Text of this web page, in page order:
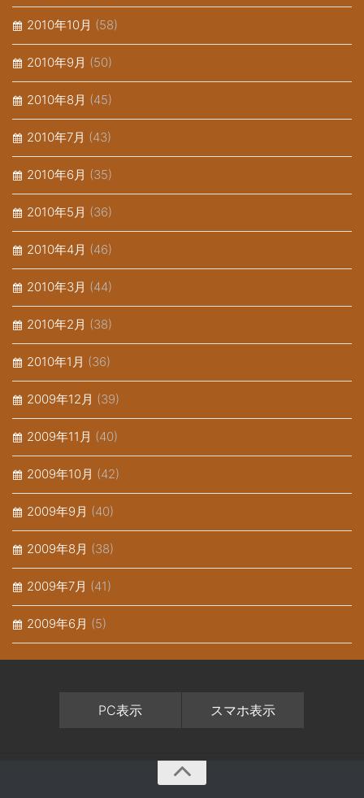
2010年10月 (58)
2010年9月 (50)
2010年8月 (45)
2010年7月 (43)
2010年6月 (35)
2010年5月 (36)
2010年4月 (46)
2010年3月 (44)
2010年2月 (38)
2010年1月 (36)
2009年12月 (39)
2009年11月 (40)
2009年10月 (42)
2009年9月 (40)
2009年8月 (38)
2009年7月 (41)
2009年6月 (5)
PC表示 スマホ表示